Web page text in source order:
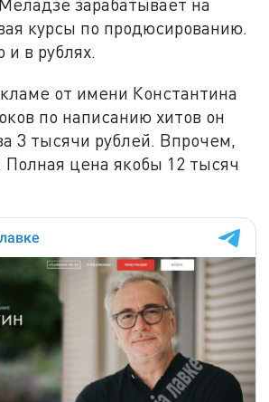
зарабатывает на
курсы по продюсированию.
в рублях.
от имени Константина
по написанию хитов он
3 тысячи рублей. Впрочем,
Полная цена якобы 12 тысяч